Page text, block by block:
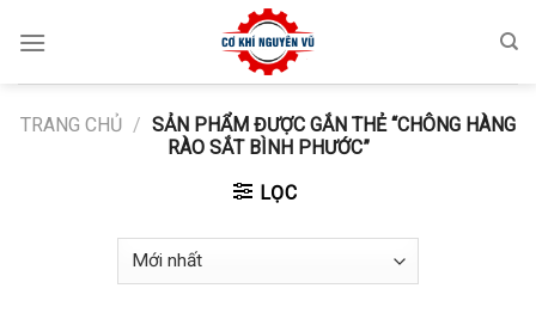
TRANG CHỦ / SẢN PHẨM ĐƯỢC GẮN THẺ “CHÔNG HÀNG
RÀO SẮT BÌNH PHƯỚC”
LỌC